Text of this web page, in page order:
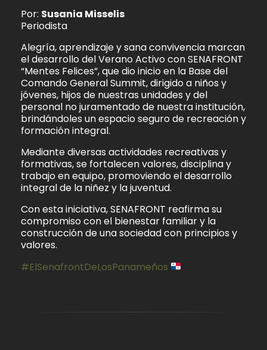
Por: Susania Misselis
Periodista
Alegría, aprendizaje y sana convivencia marcan
el desarrollo del Verano Activo con SENAFRONT
“Mentes Felices”, que dio inicio en la Base del
Comando General Summit, dirigido a niños y
jóvenes, hijos de nuestras unidades y del
personal no juramentado de nuestra institución,
brindándoles un espacio seguro de recreación y
formación integral.
Mediante diversas actividades recreativas y
formativas, se fortalecen valores, disciplina y
trabajo en equipo, promoviendo el desarrollo
integral de la niñez y la juventud.
Con esta iniciativa, SENAFRONT reafirma su
compromiso con el bienestar familiar y la
construcción de una sociedad con principios y
valores.
#ElSenafrontDeLosPanameños